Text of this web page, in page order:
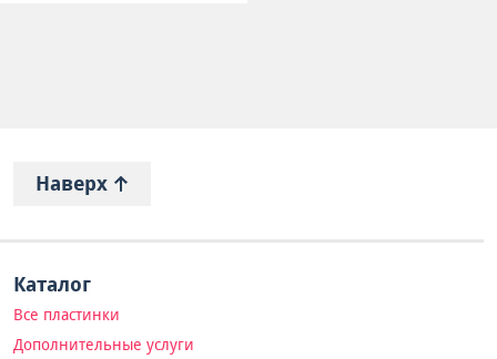
Наверх
Каталог
Все пластинки
Дополнительные услуги